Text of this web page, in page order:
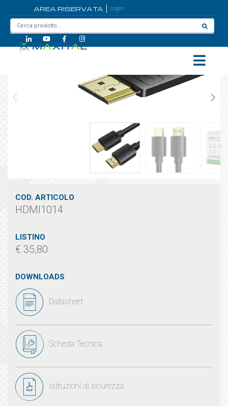
AREA RISERVATA Login
COD. ARTICOLO
HDMI1014
LISTINO
€ 35,80
DOWNLOADS
Datasheet
Scheda Tecnica
Istruzioni di sicurezza